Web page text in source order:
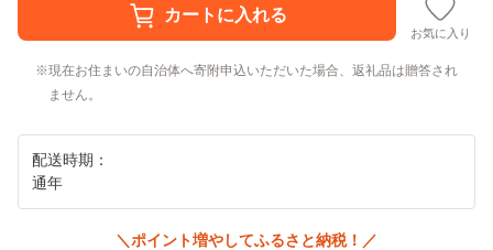
お気に入り
現在お住まいの自治体へ寄附申込いただいた場合、返礼品は贈答され
ません。
配送時期：
通年
＼ポイント増やしてふるさと納税！／